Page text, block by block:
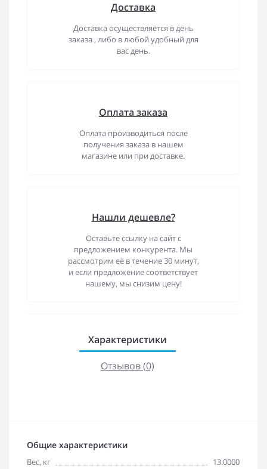
Доставка
Доставка осуществляется в день
заказа , либо в любой удобный для
вас день.
Оплата заказа
Оплата производиться после
получения заказа в нашем
магазине или при доставке.
Нашли дешевле?
Оставьте ссылку на сайт с
предложением конкурента. Мы
рассмотрим её в течение 30 минут,
и если предложение соответствует
нашему, мы снизим цену!
Характеристики
Отзывов (0)
Общие характеристики
Вес, кг
13.0000